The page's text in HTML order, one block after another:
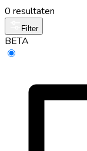
0 resultaten
Filter
BETA